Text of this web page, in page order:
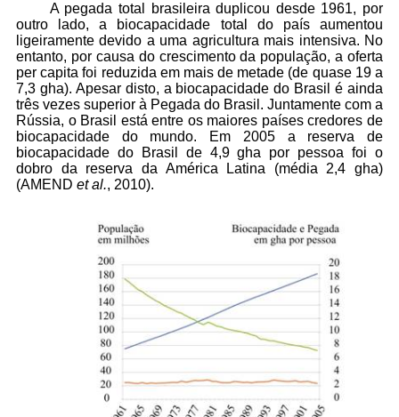
A pegada total brasileira duplicou desde 1961, por
outro lado, a biocapacidade total do país aumentou
ligeiramente devido a uma agricultura mais intensiva. No
entanto, por causa do crescimento da população, a oferta
per capita foi reduzida em mais de metade (de quase 19 a
7,3 gha). Apesar disto, a biocapacidade do Brasil é ainda
três vezes superior à Pegada do Brasil. Juntamente com a
Rússia, o Brasil está entre os maiores países credores de
biocapacidade do mundo. Em 2005 a reserva de
biocapacidade do Brasil de 4,9 gha por pessoa foi o
dobro da reserva da América Latina (média 2,4 gha)
(AMEND et al., 2010).